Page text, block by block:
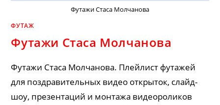
Футажи Стаса Молчанова
ФУТАЖ
Футажи Стаса Молчанова
Футажи Стаса Молчанова. Плейлист футажей
для поздравительных видео открыток, слайд-
шоу, презентаций и монтажа видеороликов